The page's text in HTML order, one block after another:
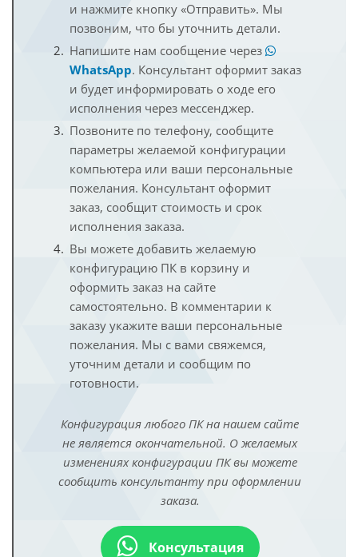
и нажмите кнопку «Отправить». Мы
позвоним, что бы уточнить детали.
Напишите нам сообщение через
WhatsApp. Консультант оформит заказ
и будет информировать о ходе его
исполнения через мессенджер.
Позвоните по телефону, сообщите
параметры желаемой конфигурации
компьютера или ваши персональные
пожелания. Консультант оформит
заказ, сообщит стоимость и срок
исполнения заказа.
Вы можете добавить желаемую
конфигурацию ПК в корзину и
оформить заказ на сайте
самостоятельно. В комментарии к
заказу укажите ваши персональные
пожелания. Мы с вами свяжемся,
уточним детали и сообщим по
готовности.
Конфигурация любого ПК на нашем сайте
не является окончательной. О желаемых
изменениях конфигурации ПК вы можете
сообщить консультанту при оформлении
заказа.
Консультация